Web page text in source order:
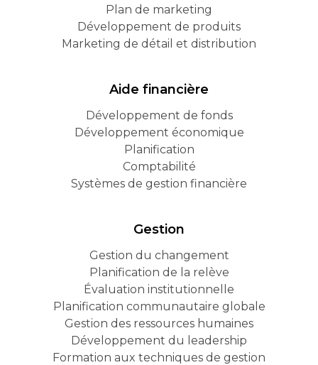
Plan de marketing
Développement de produits
Marketing de détail et distribution
Aide financière
Développement de fonds
Développement économique
Planification
Comptabilité
Systèmes de gestion financière
Gestion
Gestion du changement
Planification de la relève
Évaluation institutionnelle
Planification communautaire globale
Gestion des ressources humaines
Développement du leadership
Formation aux techniques de gestion